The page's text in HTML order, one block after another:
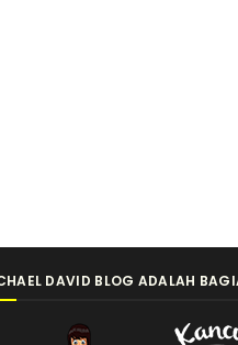
DAVID BLOG ADALAH